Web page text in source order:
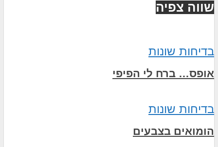
שווה צפיה
בדיחות שונות
אופס… ברח לי הפיפי
בדיחות שונות
הומואים בצבעים